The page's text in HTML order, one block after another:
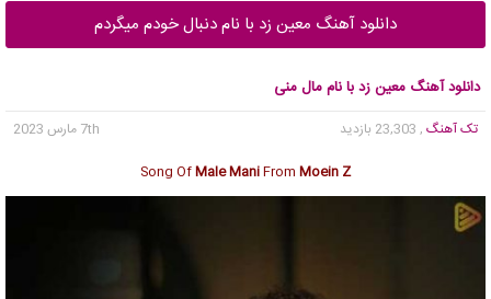
دانلود آهنگ معین زد با نام دنبال خودم میگردم
دانلود آهنگ معین زد با نام مال منی
تک آهنگ , 23,303 بازدید
7th مارس 2023
Song OfMale ManiFrom Moein Z